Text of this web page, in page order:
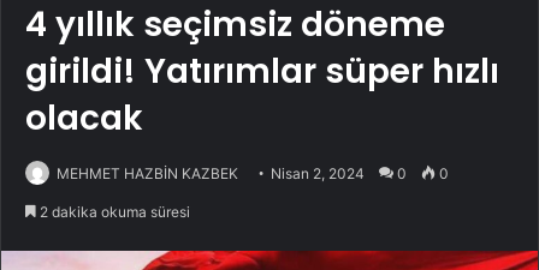
4 yıllık seçimsiz döneme
girildi! Yatırımlar süper hızlı
olacak
MEHMET HAZBİN KAZBEK Nisan 2, 2024 0 0
2 dakika okuma süresi